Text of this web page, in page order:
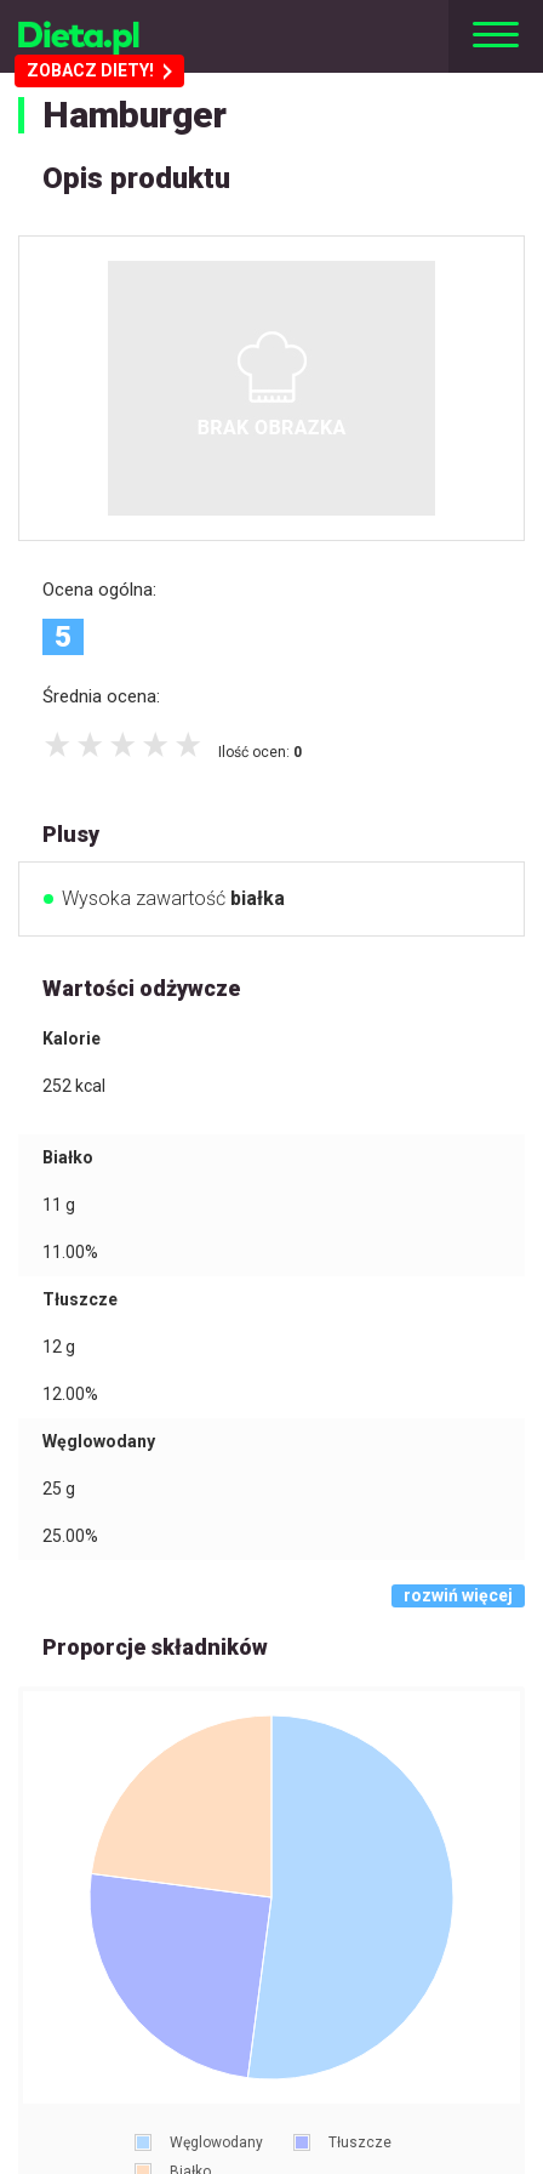
ZOBACZ DIETY!
Hamburger
Opis produktu
Ocena ogólna:
5
Średnia ocena:
Ilość ocen: 0
Plusy
Wysoka zawartość białka
Wartości odżywcze
Kalorie
252 kcal
Białko
11 g
11.00%
Tłuszcze
12g
12.00%
Węglowodany
25 g
25.00%
rozwiń więcej
Proporcje składników
Węglowodany
Tłuszcze